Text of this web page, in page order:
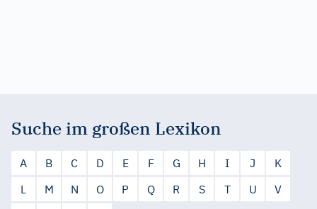
Suche im großen Lexikon
A B C D E F G H I J
K
L
M N O P Q R S T U
V